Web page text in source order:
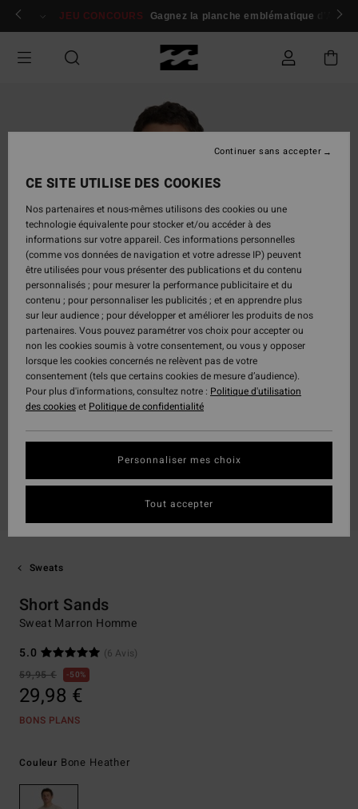
Passer
Se connecter / s'inscrire
JEU CONCOURS Gagnez la planche emblématique d'Andy
Sweats
Short Sands
Sweat Marron Homme
5.0
(6 Avis)
59,95 €
50%
29,98 €
BONS PLANS
Couleur Bone Heather
CE SITE UTILISE DES COOKIES
Nos partenaires et nous-mêmes utilisons des cookies ou une
technologie équivalente pour stocker et/ou accéder à des
informations sur votre appareil. Ces informations personnelles
(comme vos données de navigation et votre adresse IP) peuvent
être utilisées pour vous présenter des publications et du contenu
personnalisés ; pour mesurer la performance publicitaire et du
contenu ; pour personnaliser les publicités ; et en apprendre plus
sur leur audience ; pour développer et améliorer les produits de nos
partenaires. Vous pouvez paramétrer vos choix pour accepter ou
non les cookies soumis à votre consentement, ou vous y opposer
lorsque les cookies concernés ne relèvent pas de votre
consentement (tels que certains cookies de mesure d’audience).
Pour plus d'informations, consultez notre : Politique d'utilisation
des cookieset Politique de confidentialité
Personnaliser mes choix
Continuer sans accepter
Tout accepter